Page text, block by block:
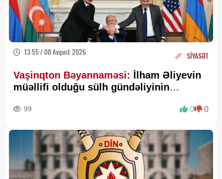
13:55 / 08 Avqust 2026 SİYASƏT
Vaşinqton Bəyannaməsi: İlham Əliyevin
müəllifi olduğu sülh gündəliyinin
99 0 0